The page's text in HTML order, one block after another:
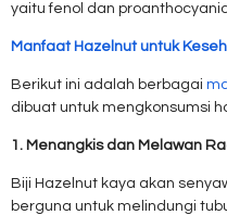
yaitu fenol dan
Manfaat Hazelnut untuk
Berikut ini adalah berbagai
dibuat untuk mengkonsumsi
1. Menangkis dan Melawan
Biji Hazelnut kaya akan
berguna untuk melindungi